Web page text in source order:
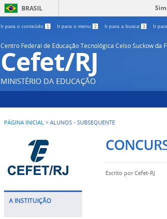
BRASIL
Ir para o conteúdo 1 Ir para o menu 2 Ir para a busca 3 Ir
Centro Federal de Educação Tecnológica Celso Suckow da
Cefet/RJ
MINISTÉRIO DA EDUCAÇÃO
PÁGINA INICIAL > ALUNOS - SUBSEQUENTE
A INSTITUIÇÃO
Escrito porCefet-RJ